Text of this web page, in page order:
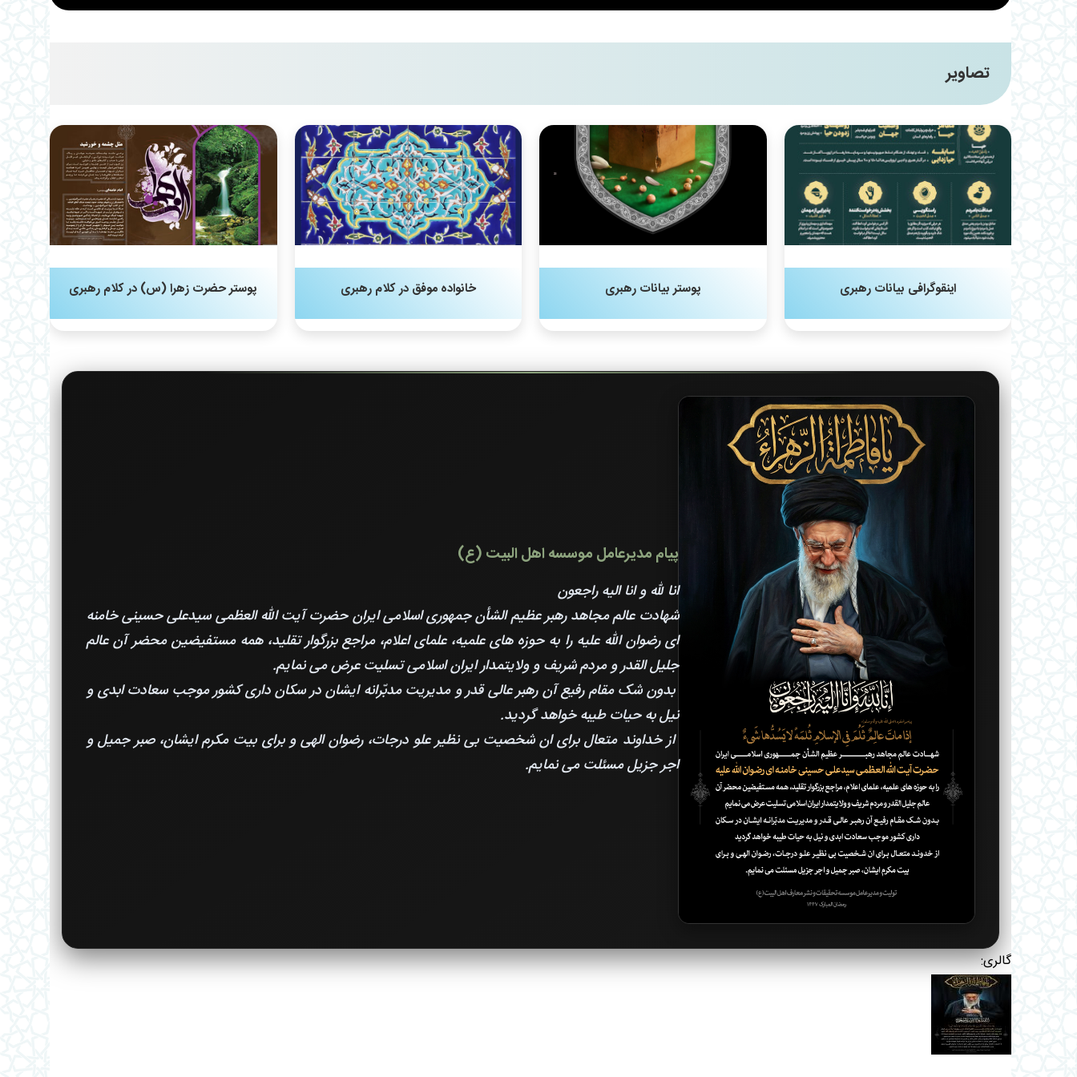
تصاویر
اینقوگرافی بیانات رهبری پوستر بیانات رهبری خانواده موفق در کلام رهبری پوستر حضرت زهرا (س) در کلام رهبری
پیام مدیرعامل موسسه اهل البیت (ع)
انا لله و انا الیه راجعون
شهادت عالم مجاهد رهبر عظیم الشأن جمهوری اسلامی ایران حضرت آیت الله العظمی سیدعلی حسینی خامنه
ای رضوان الله علیه را به حوزه های علمیه، علمای اعلام، مراجع بزرگوار تقلید، همه مستفیضین محضر آن عالم
جلیل القدر و مردم شریف و ولایتمدار ایران اسلامی تسلیت عرض می نمایم.
بدون شک مقام رفیع آن رهبر عالی قدر و مدیریت مدبّرانه ایشان در سکان داری کشور موجب سعادت ابدی و
نیل به حیات طیبه خواهد گردید.
از خداوند متعال برای ان شخصیت بی نظیر علو درجات، رضوان الهی و برای بیت مکرم ایشان، صبر جمیل و
اجر جزیل مسئلت می نمایم.
گالری: